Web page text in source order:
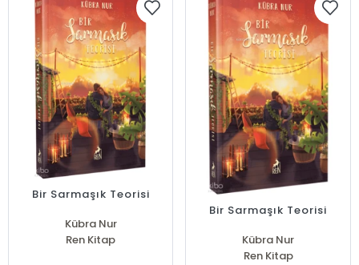
Bir Sarmaşık Teorisi
Kübra Nur
Ren Kitap
Bir Sarmaşık Teorisi
Kübra Nur
Ren Kitap